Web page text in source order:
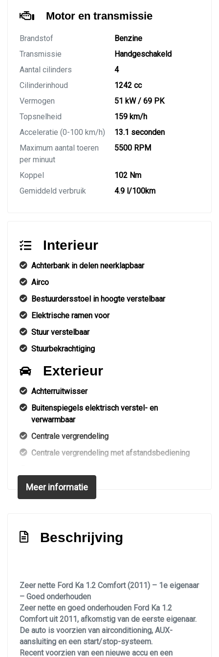
Motor en transmissie
Brandstof
Benzine
Transmissie
Handgeschakeld
Aantal cilinders
4
Cilinderinhoud
1242 cc
Vermogen
51 kW / 69 PK
Topsnelheid
159 km/h
Acceleratie (0-100 km/h)
13.1 seconden
Maximum aantal toeren
per minuut
5500 RPM
Koppel
102 Nm
Gemiddeld verbruik
4.9 l/100km
Interieur
Achterbank in delen neerklapbaar
Airco
Bestuurdersstoel in hoogte verstelbaar
Elektrische ramen voor
Stuur verstelbaar
Stuurbekrachtiging
Exterieur
Achterruitwisser
Buitenspiegels elektrisch verstel- en
verwarmbaar
Centrale vergrendeling
Centrale vergrendeling met afstandsbediening
Overige
Bestuurdersairbag
Meer informatie
Beschrijving
Zeer nette Ford Ka 1.2 Comfort (2011) – 1e eigenaar
– Goed onderhouden
Zeer nette en goed onderhouden Ford Ka 1.2
Comfort uit 2011, afkomstig van de eerste eigenaar.
De auto is voorzien van airconditioning, AUX-
aansluiting en een start/stop-systeem.
Recent voorzien van een nieuwe accu en een